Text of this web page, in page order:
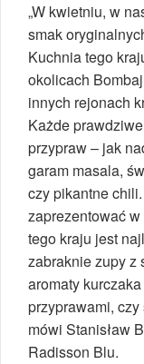
„W kwietniu, w
smak
Kuchnia tego
okolicach
innych rejonach
Każde
przypraw – jak
garam masala,
czy pikantne
zaprezentować
tego kraju jest
zabraknie zupy z
aromaty
przyprawami, czy
mówi Stanisław
Radisson Blu.